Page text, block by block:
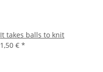
It takes balls to knit
1,50 € *